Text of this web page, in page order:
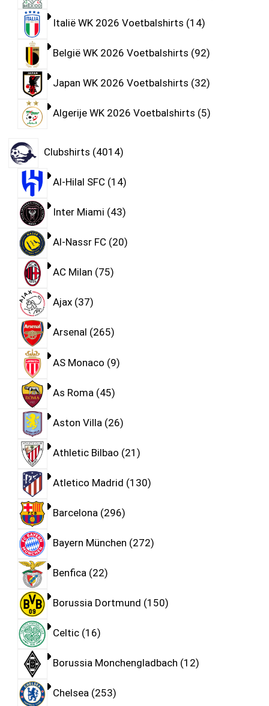
Italië WK 2026 Voetbalshirts 14
België WK 2026 Voetbalshirts 92
Japan WK 2026 Voetbalshirts 32
Algerije WK 2026 Voetbalshirts 5
Clubshirts 4014
Al-Hilal SFC 14
Inter Miami 43
Al-Nassr FC 20
AC Milan 75
Ajax 37
Arsenal 265
AS Monaco 9
As Roma 45
Aston Villa 26
Athletic Bilbao 21
Atletico Madrid 130
Barcelona 296
Bayern München 272
Benfica 22
Borussia Dortmund 150
Celtic 16
Borussia Monchengladbach 12
Chelsea 253